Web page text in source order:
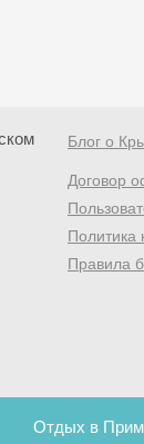
Блог о
Договор
Политика
Правила
Отдых в